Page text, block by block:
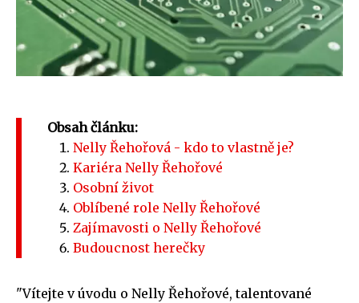
Obsah článku:
Nelly Řehořová - kdo to vlastně je?
Kariéra Nelly Řehořové
Osobní život
Oblíbené role Nelly Řehořové
Zajímavosti o Nelly Řehořové
Budoucnost herečky
"Vítejte v úvodu o Nelly Řehořové, talentované